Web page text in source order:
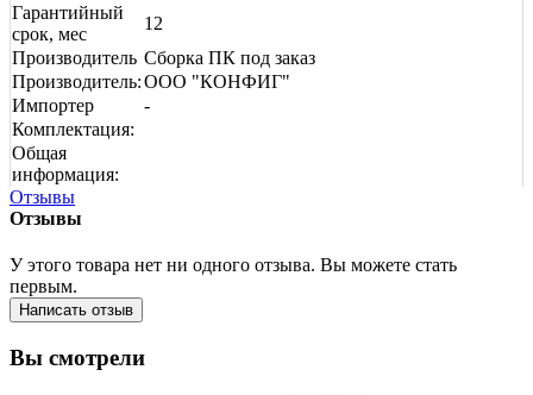
Гарантийный
срок, мес
12
Производитель Сборка ПК под заказ
Производитель:ООО "КОНФИГ"
Импортер
-
Комплектация:
Общая
информация:
Отзывы
Отзывы
У этого товара нет ни одного отзыва. Вы можете стать
первым.
Написать отзыв
Вы смотрели